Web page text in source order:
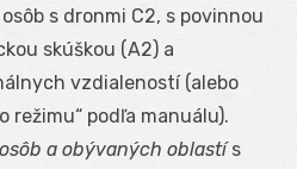
osôb s dronmi C2, s povinnou
skúškou (A2) a
vzdialeností (alebo
režimu“ podľa manuálu).
a obývaných oblastís